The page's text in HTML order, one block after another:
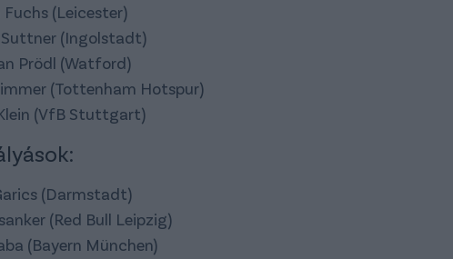
(Leicester)
Suttner (Ingolstadt)
Prödl (Watford)
(Tottenham Hotspur)
(VfB Stuttgart)
(Darmstadt)
(Red Bull Leipzig)
(Bayern München)